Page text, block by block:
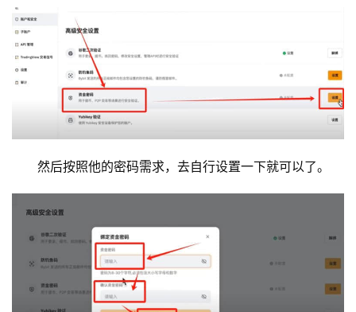
然后按照他的密码需求，去自行设置一下就可以了。